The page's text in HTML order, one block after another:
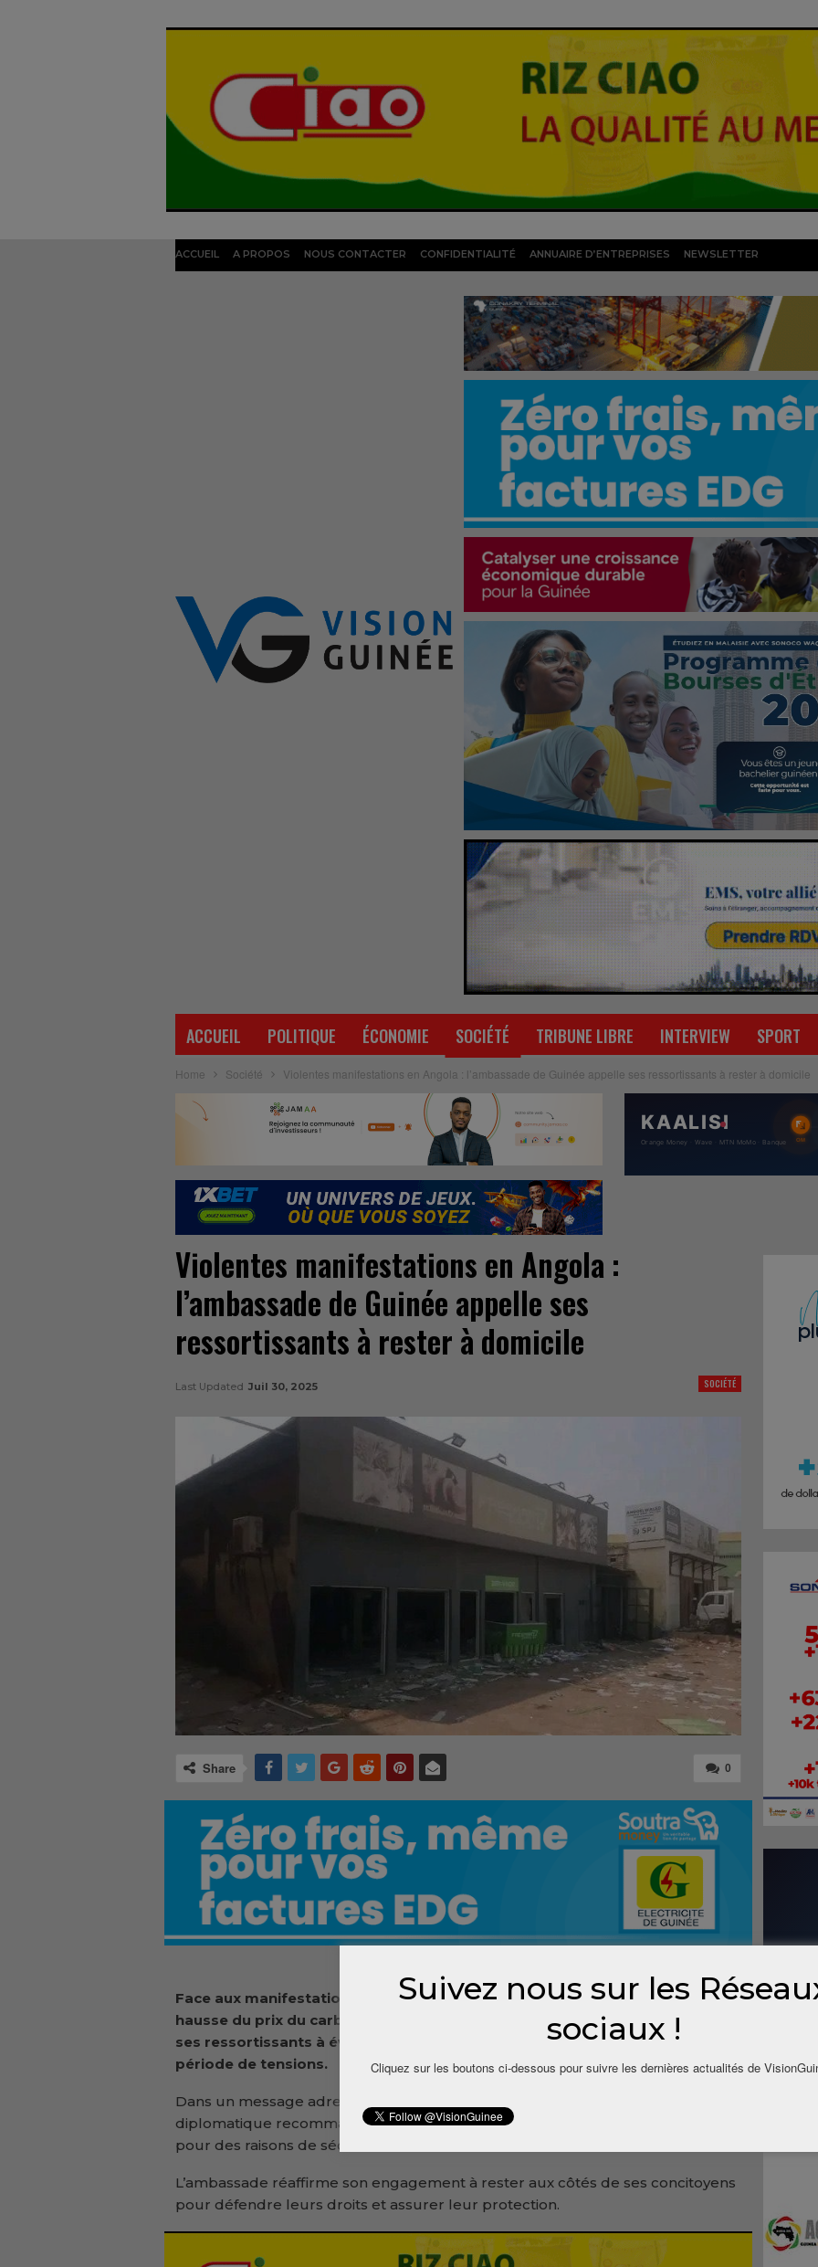
ACCUEIL A PROPOS NOUS CONTACTER CONFIDENTIALITÉ ANNUAIRE D’ENTREPRISES NEWSLETTER
ACCUEIL POLITIQUE ÉCONOMIE SOCIÉTÉ TRIBUNE LIBRE INTERVIEW SPORT
Home Société Violentes manifestations en Angola : l’ambassade de Guinée appelle ses ressortissants à rester à domicile
Violentes manifestations en Angola :
l’ambassade de Guinée appelle ses
ressortissants à rester à domicile
SOCIÉTÉ
Last Updated Juil 30, 2025
0
Share
Face aux manifestations en cours en Angola depuis le 28 juillet, liées à la
hausse du prix du carburant, l’ambassade de Guinée appelle l’ensemble de
ses ressortissants à éviter tout déplacement non essentiel pendant cette
période de tensions.
Dans un message adressé à la communauté guinéenne, la représentation
diplomatique recommande fortement à ses ressortissants de rester à domicile
pour des raisons de sécurité.
L’ambassade réaffirme son engagement à rester aux côtés de ses concitoyens
pour défendre leurs droits et assurer leur protection.
Suivez nous sur les
sociaux !
Cliquez sur les boutons ci-dessous pour suivre les dernières actualités de